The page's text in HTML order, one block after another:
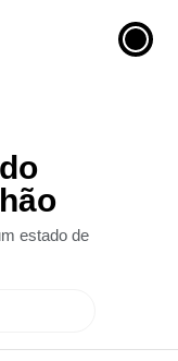
estado de